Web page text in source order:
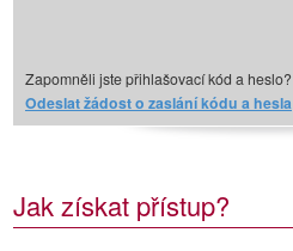
Zapomněli jste přihlašovací kód a heslo?
Odeslat žádost o zaslání kódu a hesla
Jak získat přístup?